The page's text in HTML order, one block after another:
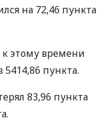
на 72,46 пункта
к этому времени
5414,86 пункта.
83,96 пункта